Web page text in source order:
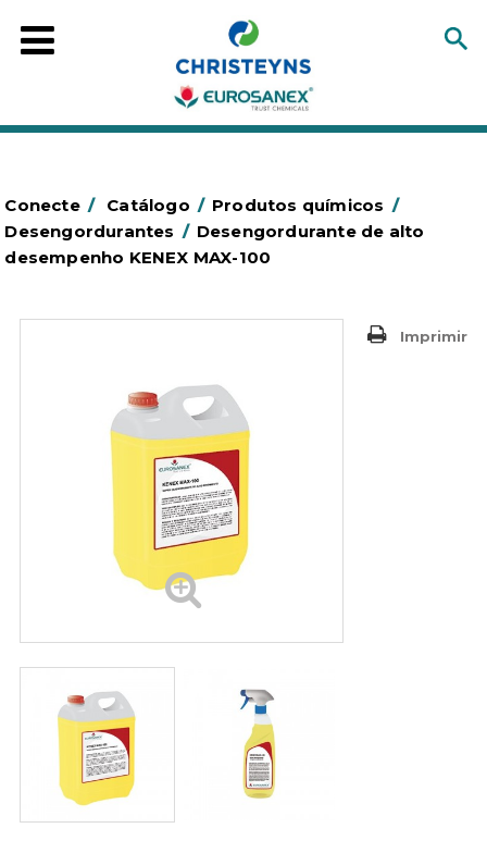
Conecte / Catálogo / Produtos químicos /
Desengordurantes / Desengordurante de alto
desempenho KENEX MAX-100
Imprimir